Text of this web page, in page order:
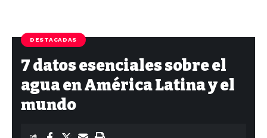
DESTACADAS
7 datos esenciales sobre el
agua en América Latina y el
mundo